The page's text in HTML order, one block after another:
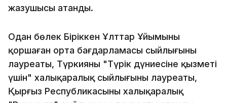
жазушысы атанды.
Одан бөлек Біріккен Ұлттар Ұйымының
қоршаған орта бағдарламасы сыйлығының
лауреаты, Түркияның "Түрік дүниесіне қызметі
үшін" халықаралық сыйлығының лауреаты,
Қырғыз Республикасының халықаралық